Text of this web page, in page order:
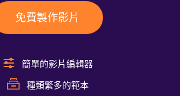
免費製作影片
簡單的影片編輯器
種類繁多的範本